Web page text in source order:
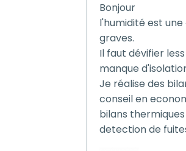
Bonjour
l'humidité est
graves.
Il faut dévifier
manque
Je réalise des
conseil en
bilans
detection de